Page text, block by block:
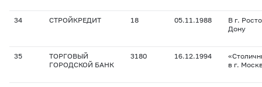
34 СТРОЙКРЕДИТ 18 05.11.1988
В г.
Дону
35
ТОРГОВЫЙ
ГОРОДСКОЙ БАНК
3180 16.12.1994
в г.